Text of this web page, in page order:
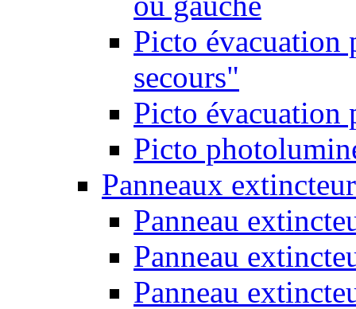
Picto évacuation
secours"
Picto évacuation
Picto
Panneaux
Panneau
Panneau
Panneau